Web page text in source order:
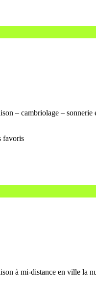
– cambriolage – sonnerie
à mi-distance en ville la